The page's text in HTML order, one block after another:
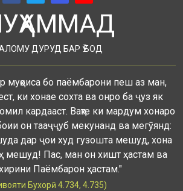
ДУРУД БАР Ӯ БОД
муқоиса бо паёмбарони пеш аз ман,
ки хонае сохта ва онро ба ҷуз як
кардааст. Вақте ки мардум хонаро
он тааҷҷуб мекунанд ва мегӯянд:
дар ҷои худ гузошта мешуд, хона
мешуд! Пас, ман он хишт ҳастам ва
Паёмбарон ҳастам."
Бухорӣ 4.734, 4.735)